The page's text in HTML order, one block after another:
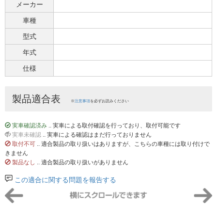
メーカー
車種
型式
年式
仕様
製品適合表 ※注意事項を必ずお読みください
実車確認済み .. 実車による取付確認を行っており、取付可能です
実車未確認 .. 実車による確認はまだ行っておりません
取付不可 .. 適合製品の取り扱いはありますが、こちらの車種には取り付けで
きません
製品なし .. 適合製品の取り扱いがありません
この適合に関する問題を報告する